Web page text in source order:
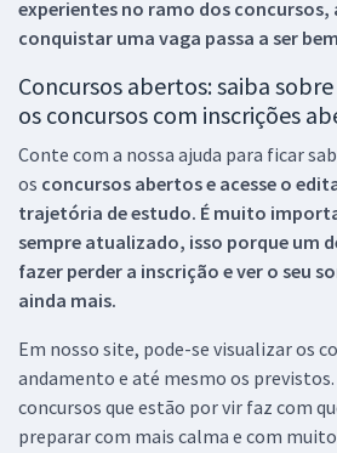
experientes no ramo dos concursos,
conquistar uma vaga passa a ser
Concursos abertos: saiba
os concursos com inscrições
Conte com a nossa ajuda para ficar
os concursos abertos e acesse o
trajetória de estudo. É muito
sempre atualizado, isso porque um
fazer perder a inscrição e ver o seu
ainda mais.
Em nosso site, pode-se visualizar os
andamento e até mesmo os
concursos que estão por vir faz com
preparar com mais calma e com